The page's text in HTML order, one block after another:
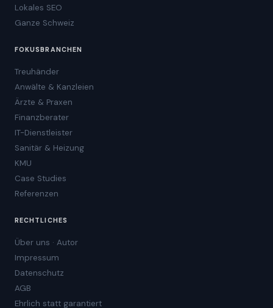
Lokales SEO
Ganze Schweiz
FOKUSBRANCHEN
Treuhänder
Anwälte & Kanzleien
Ärzte & Praxen
Finanzberater
IT-Dienstleister
Sanitär & Heizung
KMU
Case Studies
Referenzen
RECHTLICHES
Über uns · Autor
Impressum
Datenschutz
AGB
Ehrlich statt garantiert